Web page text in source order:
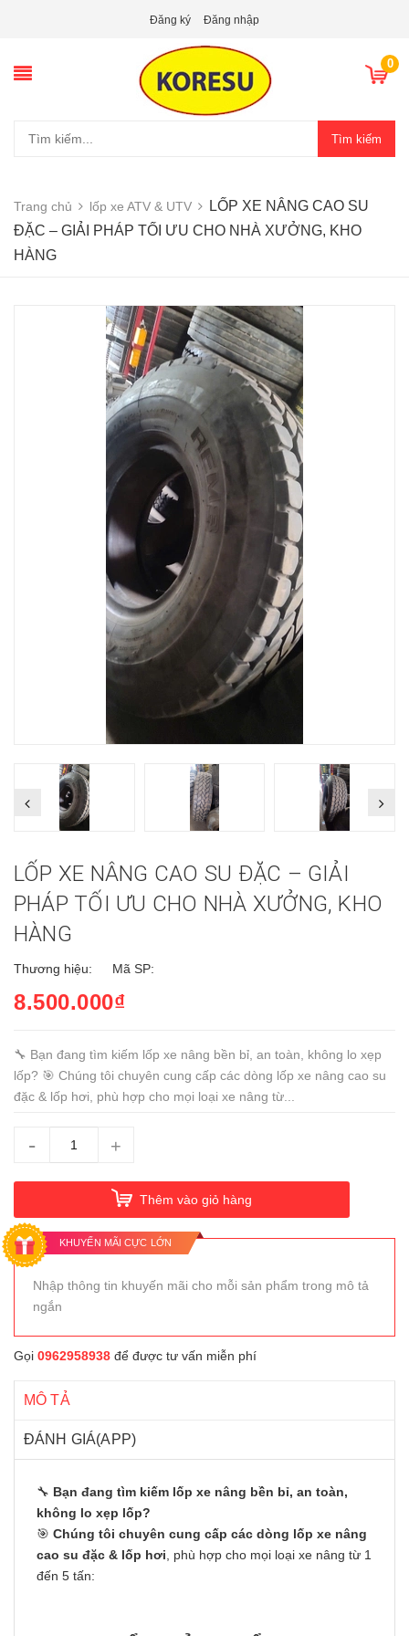
Đăng ký Đăng nhập
0
Tìm kiếm
Trang chủ lốp xe ATV & UTV
LỐP XE NÂNG CAO SU
ĐẶC – GIẢI PHÁP TỐI ƯU CHO NHÀ XƯỞNG, KHO
HÀNG
LỐP XE NÂNG CAO SU ĐẶC – GIẢI
PHÁP TỐI ƯU CHO NHÀ XƯỞNG, KHO
HÀNG
Thương hiệu: Mã SP:
8.500.000₫
🔧 Bạn đang tìm kiếm lốp xe nâng bền bỉ, an toàn, không lo xẹp
lốp? 🎯 Chúng tôi chuyên cung cấp các dòng lốp xe nâng cao su
đặc & lốp hơi, phù hợp cho mọi loại xe nâng từ...
- +
Thêm vào giỏ hàng
KHUYẾN MÃI CỰC LỚN
Nhập thông tin khuyến mãi cho mỗi sản phẩm trong mô tả
ngắn
Gọi 0962958938 để được tư vấn miễn phí
MÔ TẢ
ĐÁNH GIÁ(APP)
🔧 Bạn đang tìm kiếm lốp xe nâng bền bỉ, an toàn,
không lo xẹp lốp?
🎯 Chúng tôi chuyên cung cấp các dòng lốp xe nâng
cao su đặc & lốp hơi , phù hợp cho mọi loại xe nâng từ 1
đến 5 tấn: